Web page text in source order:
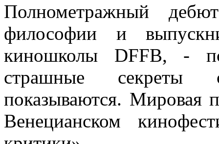
Полнометражный
философии и
киношколы DFFB, -
страшные секреты
показываются. Мировая
Венецианском